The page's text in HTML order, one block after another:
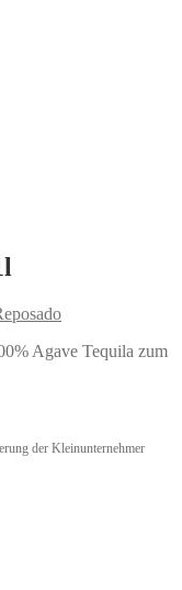
Agave Tequila zum
der Kleinunternehmer